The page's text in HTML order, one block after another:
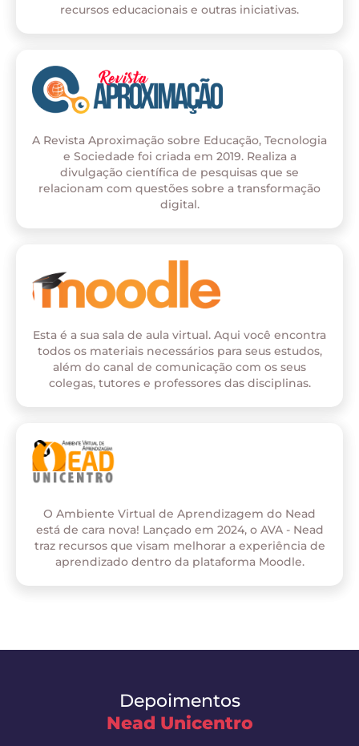
recursos educacionais e outras iniciativas.
A Revista Aproximação sobre Educação, Tecnologia
e Sociedade foi criada em 2019. Realiza a
divulgação científica de pesquisas que se
relacionam com questões sobre a transformação
digital.
Esta é a sua sala de aula virtual. Aqui você encontra
todos os materiais necessários para seus estudos,
além do canal de comunicação com os seus
colegas, tutores e professores das disciplinas.
O Ambiente Virtual de Aprendizagem do Nead
está de cara nova! Lançado em 2024, o AVA - Nead
traz recursos que visam melhorar a experiência de
aprendizado dentro da plataforma Moodle.
Depoimentos
Nead Unicentro